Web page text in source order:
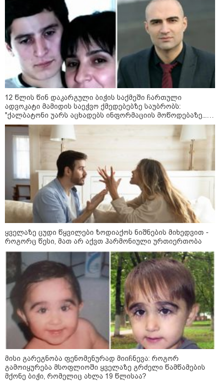
2008 წლის რუსეთ-საქართველოს
ომიდან 18 წელი გავიდა
სამოქალაქო საზოგადოების
წარმომადგენლები 2008 წლის
რუსეთ-საქართველოს აგვისტოს
ომის 18 წლისთავთან
დაკავშირებით ერთობლივ
განცხადებას ავრცელებენ
საზოგადოება
21:03 / 05-08-2026
რამ გამოიწვია საქართველოს
ელექტროენერგეტიკული სისტემის სრული
გათიშვა - რას ამბობს სემეკ-ის წევრი
12 წლის წინ დაკარგული ბიჭის საქმეში ჩართული
ადვოკატი მამიდის საეჭვო ქმედებებზე საუბრობს:
"ქალბატონი უარს აცხადებს ინფორმაციის მოწოდებაზე...
წლობით მიმდინარეობდა საქმის ჩაფარცხვის ოპერაცია"
ყველაზე ცუდი წყვილები ზოდიაქოს ნიშნების მიხედვით -
როგორც წესი, მათ არ აქვთ ჰარმონიული ურთიერთობა
მისი გარეგნობა ფენომენურად მიიჩნევა: როგორ
გამოიყურება მსოფლიოში ყველაზე გრძელი წამწამების
მქონე ბიჭი, რომელიც ახლა 19 წლისაა?